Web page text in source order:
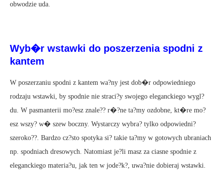
obwodzie uda.
Wyb�r wstawki do poszerzenia spodni z
kantem
W poszerzaniu spodni z kantem wa?ny jest dob�r odpowiedniego
rodzaju wstawki, by spodnie nie straci?y swojego eleganckiego wygl?
du. W pasmanterii mo?esz znale?? r�?ne ta?my ozdobne, kt�re mo?
esz wszy? w� szew boczny. Wystarczy wybra? tylko odpowiedni?
szeroko??. Bardzo cz?sto spotyka si? takie ta?my w gotowych ubraniach
np. spodniach dresowych. Natomiast je?li masz za ciasne spodnie z
eleganckiego materia?u, jak ten w jode?k?, uwa?nie dobieraj wstawki.